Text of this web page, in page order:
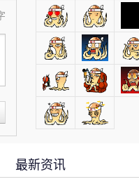
最新资讯